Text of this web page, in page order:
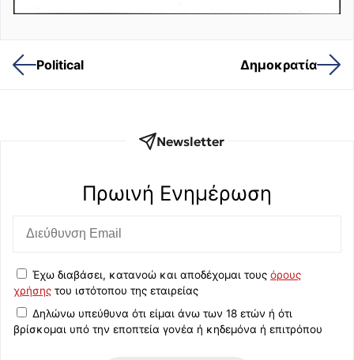
Political Δημοκρατία
Newsletter
Πρωινή Eνημέρωση
Έχω διαβάσει, κατανοώ και αποδέχομαι τους όρους
χρήσης του ιστότοπου της εταιρείας
Δηλώνω υπεύθυνα ότι είμαι άνω των 18 ετών ή ότι
βρίσκομαι υπό την εποπτεία γονέα ή κηδεμόνα ή επιτρόπου